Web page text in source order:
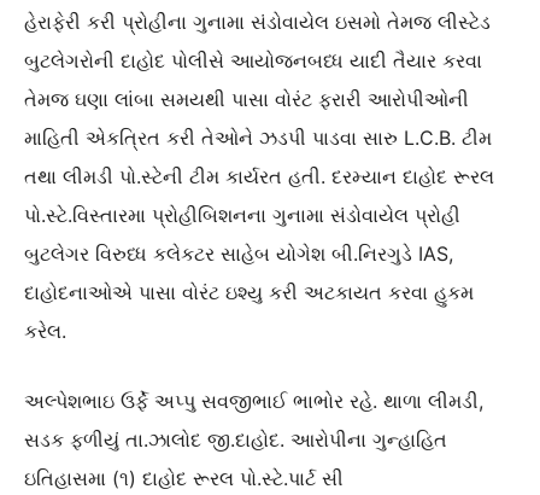
હેરાફેરી કરી પ્રોહીના ગુનામા સંડોવાયેલ ઇસમો તેમજ લીસ્ટેડ
બુટલેગરોની દાહોદ પોલીસે આયોજનબધ્ધ યાદી તૈયાર કરવા
તેમજ ઘણા લાંબા સમયથી પાસા વોરંટ ફરારી આરોપીઓની
માહિતી એકત્રિત કરી તેઓને ઝડપી પાડવા સારુ L.C.B. ટીમ
તથા લીમડી પો.સ્ટેની ટીમ કાર્યરત હતી. દરમ્યાન દાહોદ રૂરલ
પો.સ્ટે.વિસ્તારમા પ્રોહીબિશનના ગુનામા સંડોવાયેલ પ્રોહી
બુટલેગર વિરુધ્ધ કલેકટર સાહેબ યોગેશ બી.નિરગુડે IAS,
દાહોદનાઓએ પાસા વોરંટ ઇશ્યુ કરી અટકાયત કરવા હુકમ
કરેલ.
અલ્પેશભાઇ ઉર્ફે અપ્પુ સવજીભાઈ ભાભોર રહે. થાળા લીમડી,
સડક ફળીયું તા.ઝાલોદ જી.દાહોદ. આરોપીના ગુન્હાહિત
ઇતિહાસમા (૧) દાહોદ રૂરલ પો.સ્ટે.પાર્ટ સી